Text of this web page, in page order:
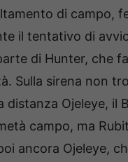
di campo,
il tentativo di
di Hunter, che
Sulla sirena non
distanza Ojeleye, il
campo, ma
ancora Ojeleye,